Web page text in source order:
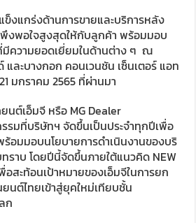
ข็งแกร่งด้านการขายและบริการหลัง
พึงพอใจสูงสุดให้กับลูกค้า พร้อมมอบ
มีความยอดเยี่ยมในด้านต่าง ๆ ณ
และบางกอก คอนเวนชัน เซ็นเตอร์ แอท
มกราคม 2565 ที่ผ่านมา
นต์เอ็มจี หรือ MG Dealer
มที่บริษัทฯ จัดขึ้นเป็นประจำทุกปีเพื่อ
อมมอบนโยบายการดำเนินงานของบริ
ราบ โดยปีนี้จัดขึ้นภายใต้แนวคิด NEW
พื่อสะท้อนเป้าหมายของเอ็มจีในการยก
นต์ไทยเข้าสู่ยุคใหม่เทียบชั้น
ก